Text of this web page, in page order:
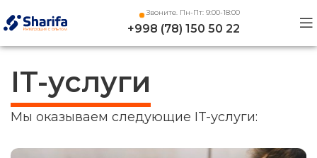
Звоните. Пн-Пт: 9:00-18:00
+998 (78) 150 50 22
IT-услуги
Мы оказываем следующие IT-услуги: